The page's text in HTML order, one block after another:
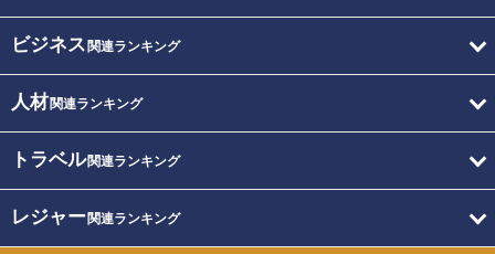
ビジネス 関連ランキング
人材関連ランキング
トラベル関連ランキング
レジャー関連ランキング